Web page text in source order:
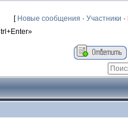
[ Новые сообщения · Участники ·